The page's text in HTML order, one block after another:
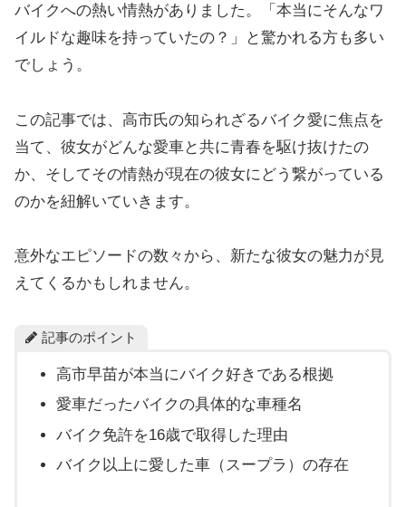
バイクへの熱い情熱がありました。「本当にそんなワ
イルドな趣味を持っていたの？」と驚かれる方も多い
でしょう。
この記事では、高市氏の知られざるバイク愛に焦点を
当て、彼女がどんな愛車と共に青春を駆け抜けたの
か、そしてその情熱が現在の彼女にどう繋がっている
のかを紐解いていきます。
意外なエピソードの数々から、新たな彼女の魅力が見
えてくるかもしれません。
記事のポイント
高市早苗が本当にバイク好きである根拠
愛車だったバイクの具体的な車種名
バイク免許を16歳で取得した理由
バイク以上に愛した車（スープラ）の存在